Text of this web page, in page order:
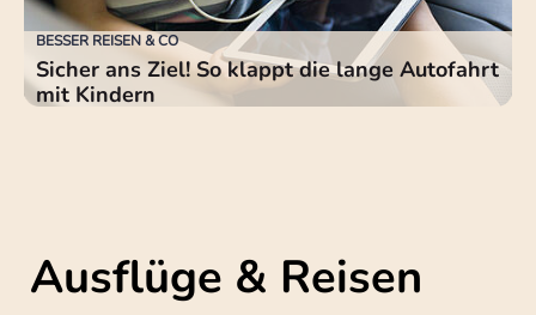
BESSER REISEN & CO
Sicher ans Ziel! So klappt die lange Autofahrt
mit Kindern
Ausflüge & Reisen